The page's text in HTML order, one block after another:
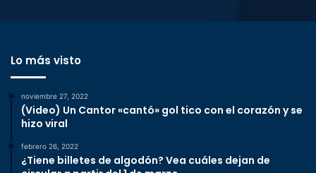
Lo más visto
noviembre 27, 2022
(Video) Un Cantor «cantó» gol tico con el corazón y se
hizo viral
febrero 26, 2022
¿Tiene billetes de algodón? Vea cuáles dejan de